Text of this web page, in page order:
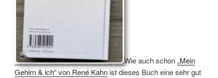
Wie auch schon„Mein
Gehirn & ich“ von René Kahnist dieses Buch eine sehr gut